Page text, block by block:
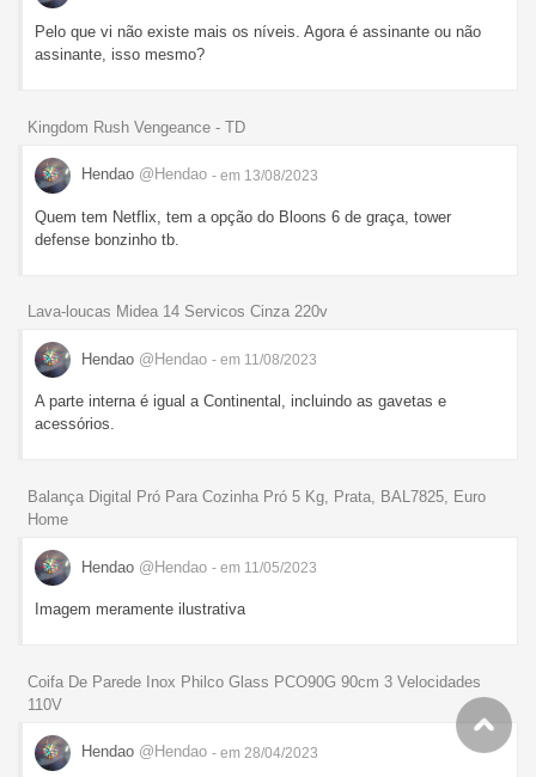
Pelo que vi não existe mais os níveis. Agora é assinante ou não
assinante, isso mesmo?
Kingdom Rush Vengeance - TD
Hendao @Hendao - em 13/08/2023
Quem tem Netflix, tem a opção do Bloons 6 de graça, tower
defense bonzinho tb.
Lava-loucas Midea 14 Servicos Cinza 220v
Hendao @Hendao - em 11/08/2023
A parte interna é igual a Continental, incluindo as gavetas e
acessórios.
Balança Digital Pró Para Cozinha Pró 5 Kg, Prata, BAL7825, Euro
Home
Hendao @Hendao - em 11/05/2023
Imagem meramente ilustrativa
Coifa De Parede Inox Philco Glass PCO90G 90cm 3 Velocidades
110V
Hendao @Hendao - em 28/04/2023